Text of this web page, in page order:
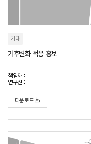
기타
기후변화 적응 홍보
책임자 :
연구진 :
다운로드